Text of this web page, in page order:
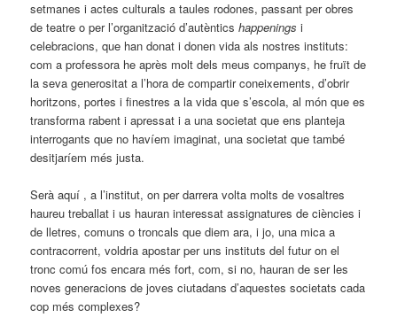
setmanes i actes culturals a taules rodones, passant per obres
de teatre o per l’organització d’autènticshappenings i
celebracions, que han donat i donen vida als nostres instituts:
com a professora he après molt dels meus companys, he fruït de
la seva generositat a l’hora de compartir coneixements, d’obrir
horitzons, portes i finestres a la vida que s’escola, al món que es
transforma rabent i apressat i a una societat que ens planteja
interrogants que no havíem imaginat, una societat que també
desitjaríem més justa.
Serà aquí , a l’institut, on per darrera volta molts de vosaltres
haureu treballat i us hauran interessat assignatures de ciències i
de lletres, comuns o troncals que diem ara, i jo, una mica a
contracorrent, voldria apostar per uns instituts del futur on el
tronc comú fos encara més fort, com, si no, hauran de ser les
noves generacions de joves ciutadans d’aquestes societats cada
cop més complexes?